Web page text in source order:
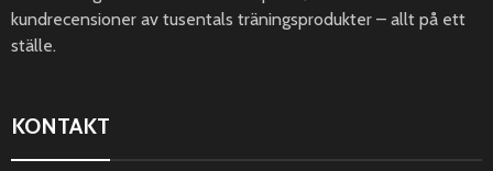
kundrecensioner av tusentals träningsprodukter – allt på ett
ställe.
KONTAKT